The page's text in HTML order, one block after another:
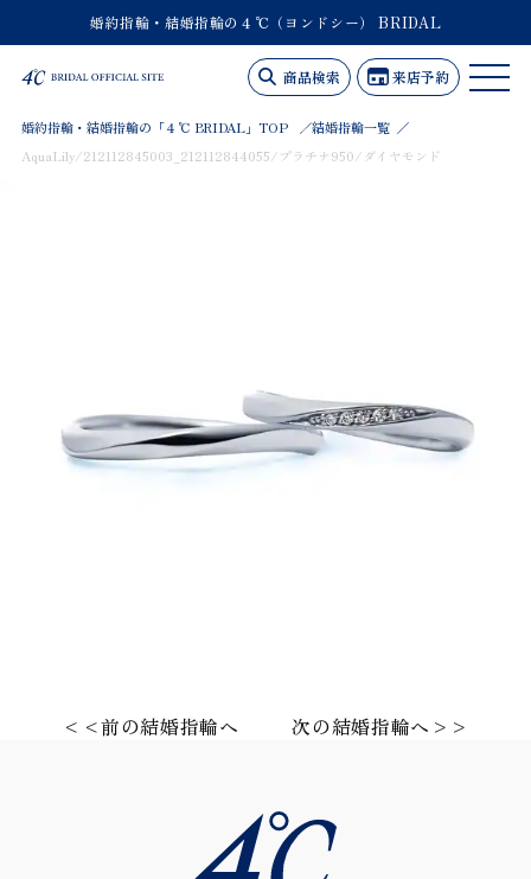
婚約指輪・結婚指輪の４℃（ヨンドシー） BRIDAL
商品検索 来店予約
婚約指輪・結婚指輪の「４℃ BRIDAL」TOP
結婚指輪一覧
AquaLily/212112845003_212112844055/プラチナ950/ダイヤモンド
<<前の結婚指輪へ 次の結婚指輪へ>>